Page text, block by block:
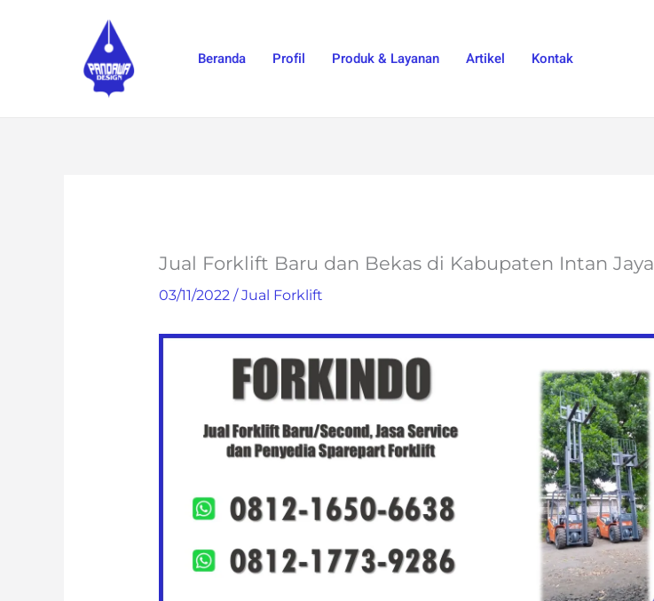
Beranda Profil Produk & Layanan Artikel Kontak
Jual Forklift Baru dan Bekas di Kabupaten Intan Jaya
03/11/2022 /Jual Forklift